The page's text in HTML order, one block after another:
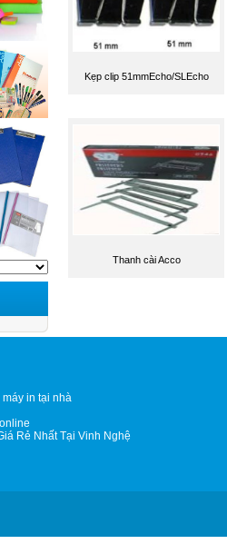
Kẹp clip 51mmEcho/SLEcho
Thanh cài Acco
in tại nhà
Rẻ Nhất Tại Vinh Nghệ